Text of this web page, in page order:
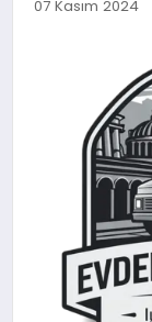
GENEL
YEREL HABERLER
07 Kasım 2024